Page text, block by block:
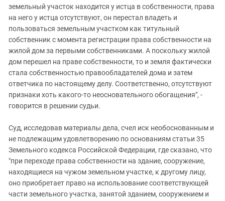
земельный участок находится у истца в собственности, права
на него у истца отсутствуют, он перестал владеть и
пользоваться земельным участком как титульный
собственник с момента регистрации права собственности на
жилой дом за первыми собственниками. А поскольку жилой
дом перешел на праве собственности, то и земля фактически
стала собственностью правообладателей дома и затем
ответчика по настоящему делу. Соответственно, отсутствуют
признаки хоть какого-то неосновательного обогащения", -
говорится в решении судьи.
Суд, исследовав материалы дела, счел иск необоснованным и
не подлежащим удовлетворению по основаниям статьи 35
Земельного кодекса Российской Федерации, где сказано, что
"при переходе права собственности на здание, сооружение,
находящиеся на чужом земельном участке, к другому лицу,
оно приобретает право на использование соответствующей
части земельного участка, занятой зданием, сооружением и